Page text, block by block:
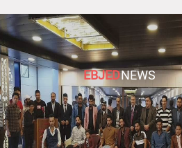
EBJEDNEWS